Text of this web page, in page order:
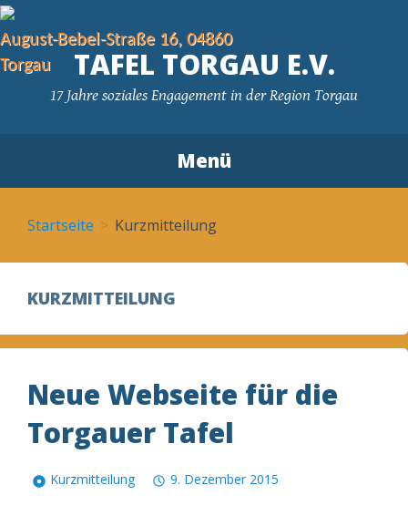
August-Bebel-Straße 16, 04860
Torgau
TAFEL TORGAU E.V.
17 Jahre soziales Engagement in der Region Torgau
Menü
Startseite Kurzmitteilung
KURZMITTEILUNG
Neue Webseite für die
Torgauer Tafel
Kurzmitteilung 9. Dezember 2015